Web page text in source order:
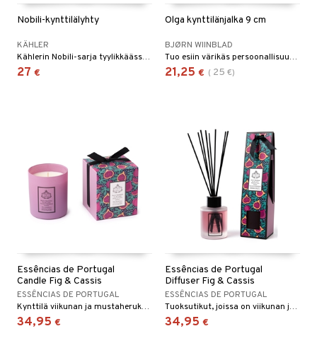
Nobili-kynttilälyhty
KÄHLER
Kählerin Nobili-sarja tyylikkäässä lumivalkoisessa värissä on saanut inspiraationsa syvistä pohjoismaisista metsistä, jotka peittyvät kimaltelevaan lumeen pimeiden talvikuukausien aikana.
27 €
Olga kynttilänjalka 9 cm
BJØRN WIINBLAD
Tuo esiin värikäs persoonallisuutesi ja luo tilaa ilolle Bjørn Wiinbladin Olgan avulla.
21,25 € ( 25 €)
Essências de Portugal
Candle Fig & Cassis
ESSÊNCIAS DE PORTUGAL
Kynttilä viikunan ja mustaherukan tuoksulla
34,95 €
Essências de Portugal
Diffuser Fig & Cassis
ESSÊNCIAS DE PORTUGAL
Tuoksutikut, joissa on viikunan ja mustaherukan tuoksu.
34,95 €